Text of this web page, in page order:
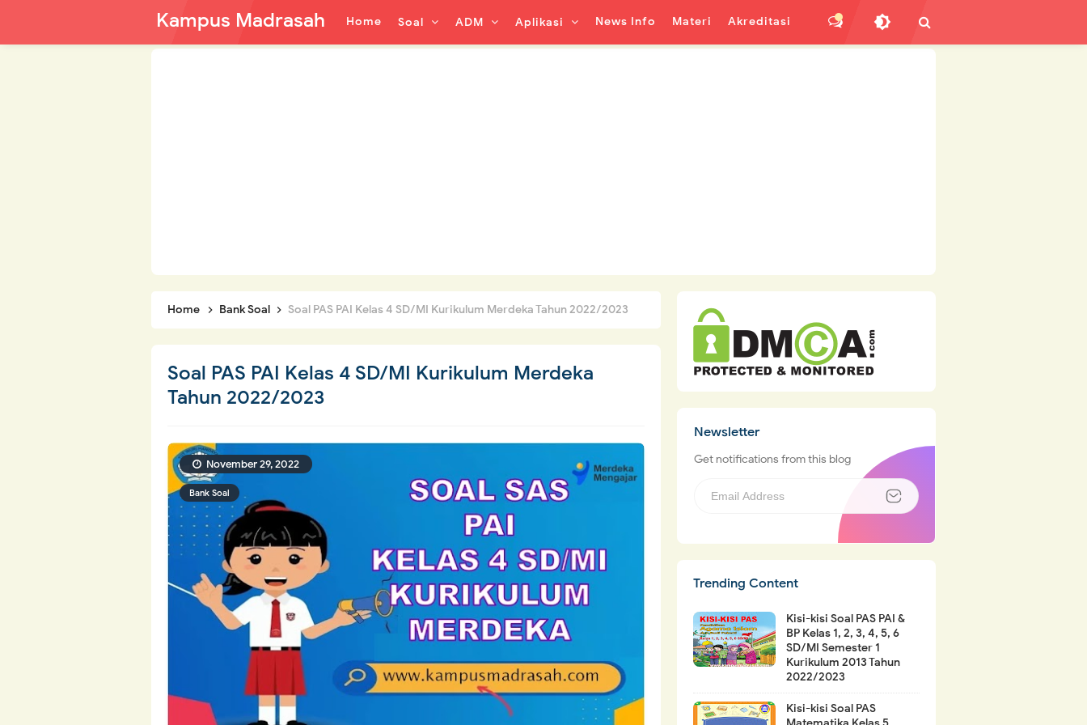
Kampus Madrasah Home Soal ADM Aplikasi News Info Materi Akreditasi
Home Bank Soal Soal PAS PAI Kelas 4 SD/MI Kurikulum Merdeka Tahun 2022/2023
Soal PAS PAI Kelas 4 SD/MI Kurikulum Merdeka
Tahun 2022/2023
Bank Soal
November 29, 2022
Newsletter
Get notifications from this blog
Trending Content
Kisi-kisi Soal PAS PAI &
BP Kelas 1, 2, 3, 4, 5, 6
SD/MI Semester 1
Kurikulum 2013 Tahun
2022/2023
Kisi-kisi Soal PAS